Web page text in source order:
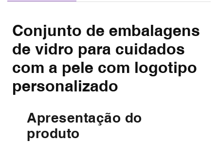
Conjunto de embalagens
de vidro para cuidados
com a pele com logotipo
personalizado
Apresentação do
produto